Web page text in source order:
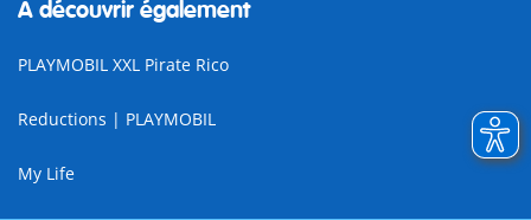
À découvrir également
PLAYMOBIL XXL Pirate Rico
Reductions | PLAYMOBIL
My Life